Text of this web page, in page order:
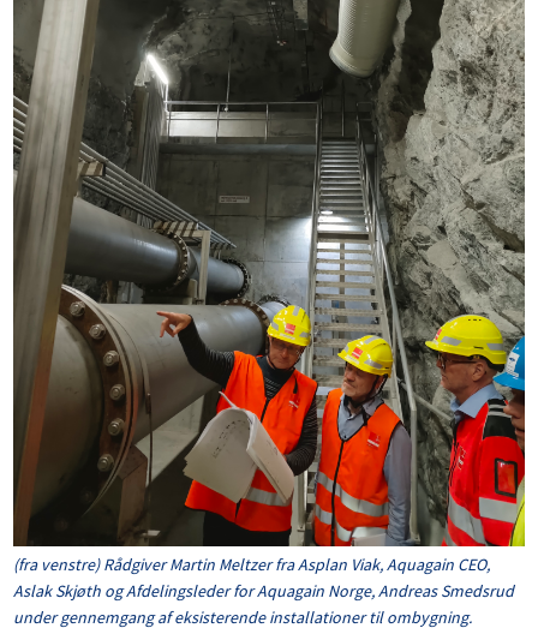
(fra venstre) Rådgiver Martin Meltzer fra Asplan Viak, Aquagain CEO,
Aslak Skjøth og Afdelingsleder for Aquagain Norge, Andreas Smedsrud
under gennemgang af eksisterende installationer til ombygning.